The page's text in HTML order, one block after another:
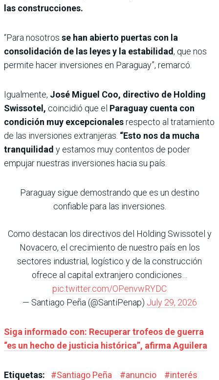
las construcciones.
“Para nosotros se han abierto puertas con la
consolidación de las leyes y la estabilidad, que nos
permite hacer inversiones en Paraguay”, remarcó.
Igualmente, José Miguel Coo, directivo de Holding
Swissotel, coincidió que el Paraguay cuenta con
condición muy excepcionalesrespecto al tratamiento
de las inversiones extranjeras. “Esto nos da mucha
tranquilidad y estamos muy contentos de poder
empujar nuestras inversiones hacia su país.
Paraguay sigue demostrando que es un destino
confiable para las inversiones.
Como destacan los directivos del Holding Swissotel y
Novacero, el crecimiento de nuestro país en los
sectores industrial, logístico y de la construcción
ofrece al capital extranjero condiciones…
pic.twitter.com/OPenvwRYDC
— Santiago Peña (@SantiPenap) July 29, 2026
Siga informado con: Recuperar trofeos de guerra
“es un hecho de justicia histórica”, afirma Aguilera
Etiquetas: #Santiago Peña #anuncio #interés